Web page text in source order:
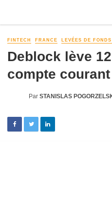
FINTECH FRANCE LEVÉES DE
Deblock lève
compte
Par STANISLAS